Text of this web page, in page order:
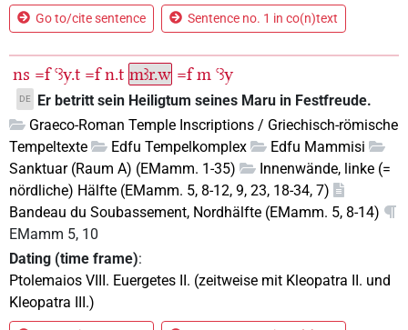
Go to/cite sentence Sentence no. 1 in co(n)text
ns =f ꜥꜣy.t =f n.t mꜣr.w =f m ꜥꜣy
DE
Er betritt sein Heiligtum seines Maru in Festfreude.
Graeco-Roman Temple Inscriptions / Griechisch-römische
Tempeltexte
Edfu Tempelkomplex
Edfu Mammisi
Sanktuar (Raum A) (EMamm. 1-35)
Innenwände, linke (=
nördliche) Hälfte (EMamm. 5, 8-12, 9, 23, 18-34, 7)
Bandeau du Soubassement, Nordhälfte (EMamm. 5, 8-14)
EMamm 5, 10
Dating (time frame):
Ptolemaios VIII. Euergetes II. (zeitweise mit Kleopatra II. und
Kleopatra III.)